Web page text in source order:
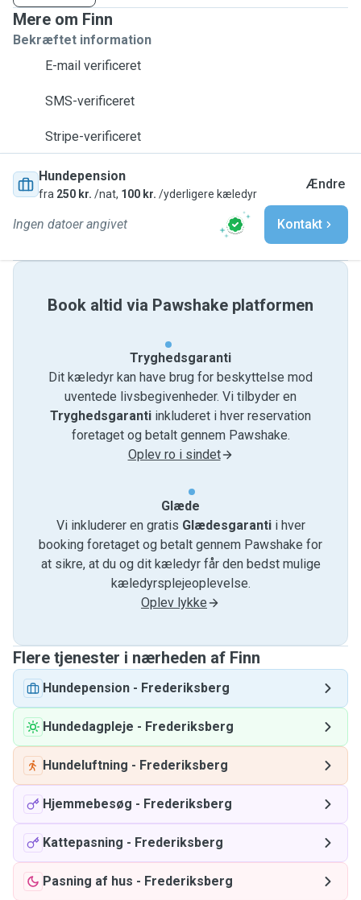
Mere om Finn
Bekræftet information
E-mail verificeret
SMS-verificeret
Stripe-verificeret
Hundepension
fra 250 kr. /nat, 100 kr. /yderligere kæledyr
Ændre
Ingen datoer angivet Kontakt
Book altid via Pawshake platformen
Tryghedsgaranti
Dit kæledyr kan have brug for beskyttelse mod
uventede livsbegivenheder. Vi tilbyder en
Tryghedsgaranti inkluderet i hver reservation
foretaget og betalt gennem Pawshake.
Oplev ro i sindet
Glæde
Vi inkluderer en gratis Glædesgarantii hver
booking foretaget og betalt gennem Pawshake for
at sikre, at du og dit kæledyr får den bedst mulige
kæledyrsplejeoplevelse.
Oplev lykke
Flere tjenester i nærheden af ​​Finn
Hundepension - Frederiksberg
Hundedagpleje - Frederiksberg
Hundeluftning - Frederiksberg
Hjemmebesøg - Frederiksberg
Kattepasning - Frederiksberg
Pasning af hus - Frederiksberg